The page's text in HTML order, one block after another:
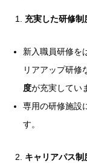
充実した研修制
新入職員研修を
リアアップ研修
度が充実してい
専用の研修施設
す。
キャリアパス制